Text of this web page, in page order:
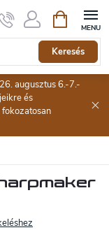
Keresés
augusztus 6.-7.-
és